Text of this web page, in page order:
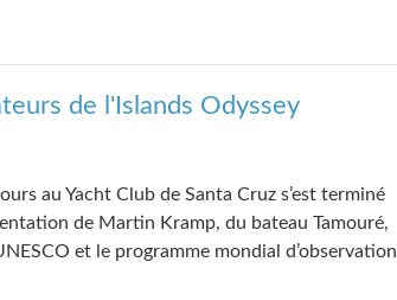
de l'Islands Odyssey
au Yacht Club de Santa Cruz s’est terminé
de Martin Kramp, du bateau Tamouré,
et le programme mondial d’observation